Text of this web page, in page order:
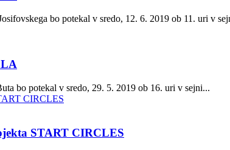
bo potekal v sredo, 12. 6. 2019 ob 11. uri v
bo potekal v sredo, 29. 5. 2019 ob 16. uri v sejni...
START CIRCLES